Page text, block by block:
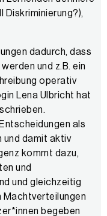
Diskriminierung?),
dadurch, dass
und z.B. ein
operativ
Lena Ulbricht hat
als
und damit aktiv
kommt dazu,
und
und gleichzeitig
begeben